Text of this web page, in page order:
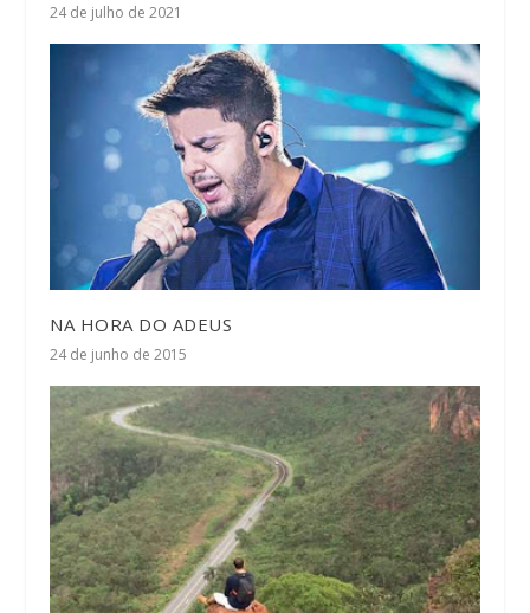
24 de julho de 2021
NA HORA DO ADEUS
24 de junho de 2015